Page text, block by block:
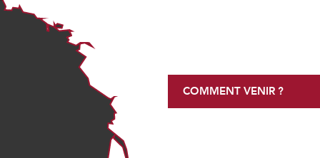
COMMENT VENIR ?